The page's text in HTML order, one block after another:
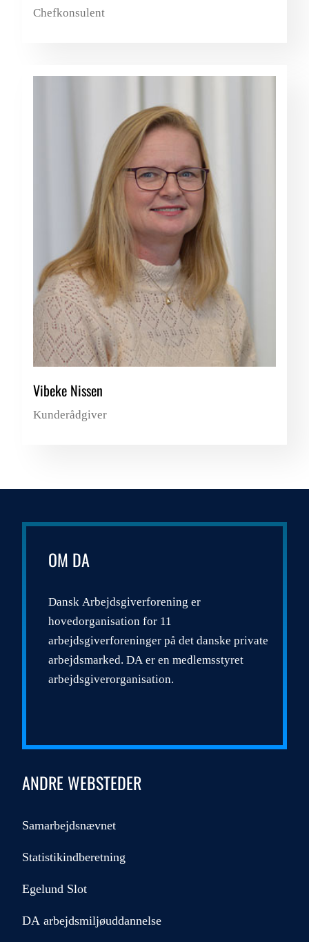
Chefkonsulent
Vibeke Nissen
Kunderådgiver
OM DA
Dansk Arbejdsgiverforening er
hovedorganisation for 11
arbejdsgiverforeninger på det danske private
arbejdsmarked. DA er en medlemsstyret
arbejdsgiverorganisation.
ANDRE WEBSTEDER
Samarbejdsnævnet
Statistikindberetning
Egelund Slot
DA arbejdsmiljøuddannelse